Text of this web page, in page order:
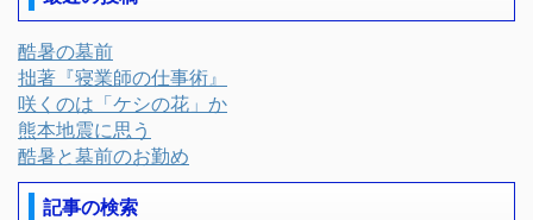
酷暑の墓前
拙著『寝業師の仕事術』
咲くのは「ケシの花」か
熊本地震に思う
酷暑と墓前のお勤め
記事の検索